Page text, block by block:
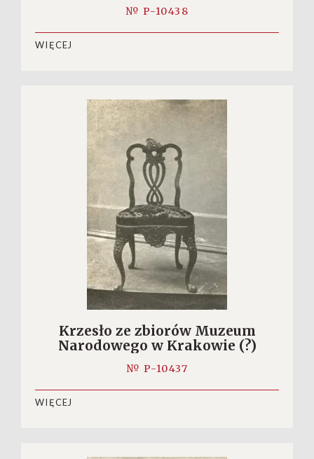
№ P-10438
WIĘCEJ
Krzesło ze zbiorów Muzeum
Narodowego w Krakowie (?)
№ P-10437
WIĘCEJ